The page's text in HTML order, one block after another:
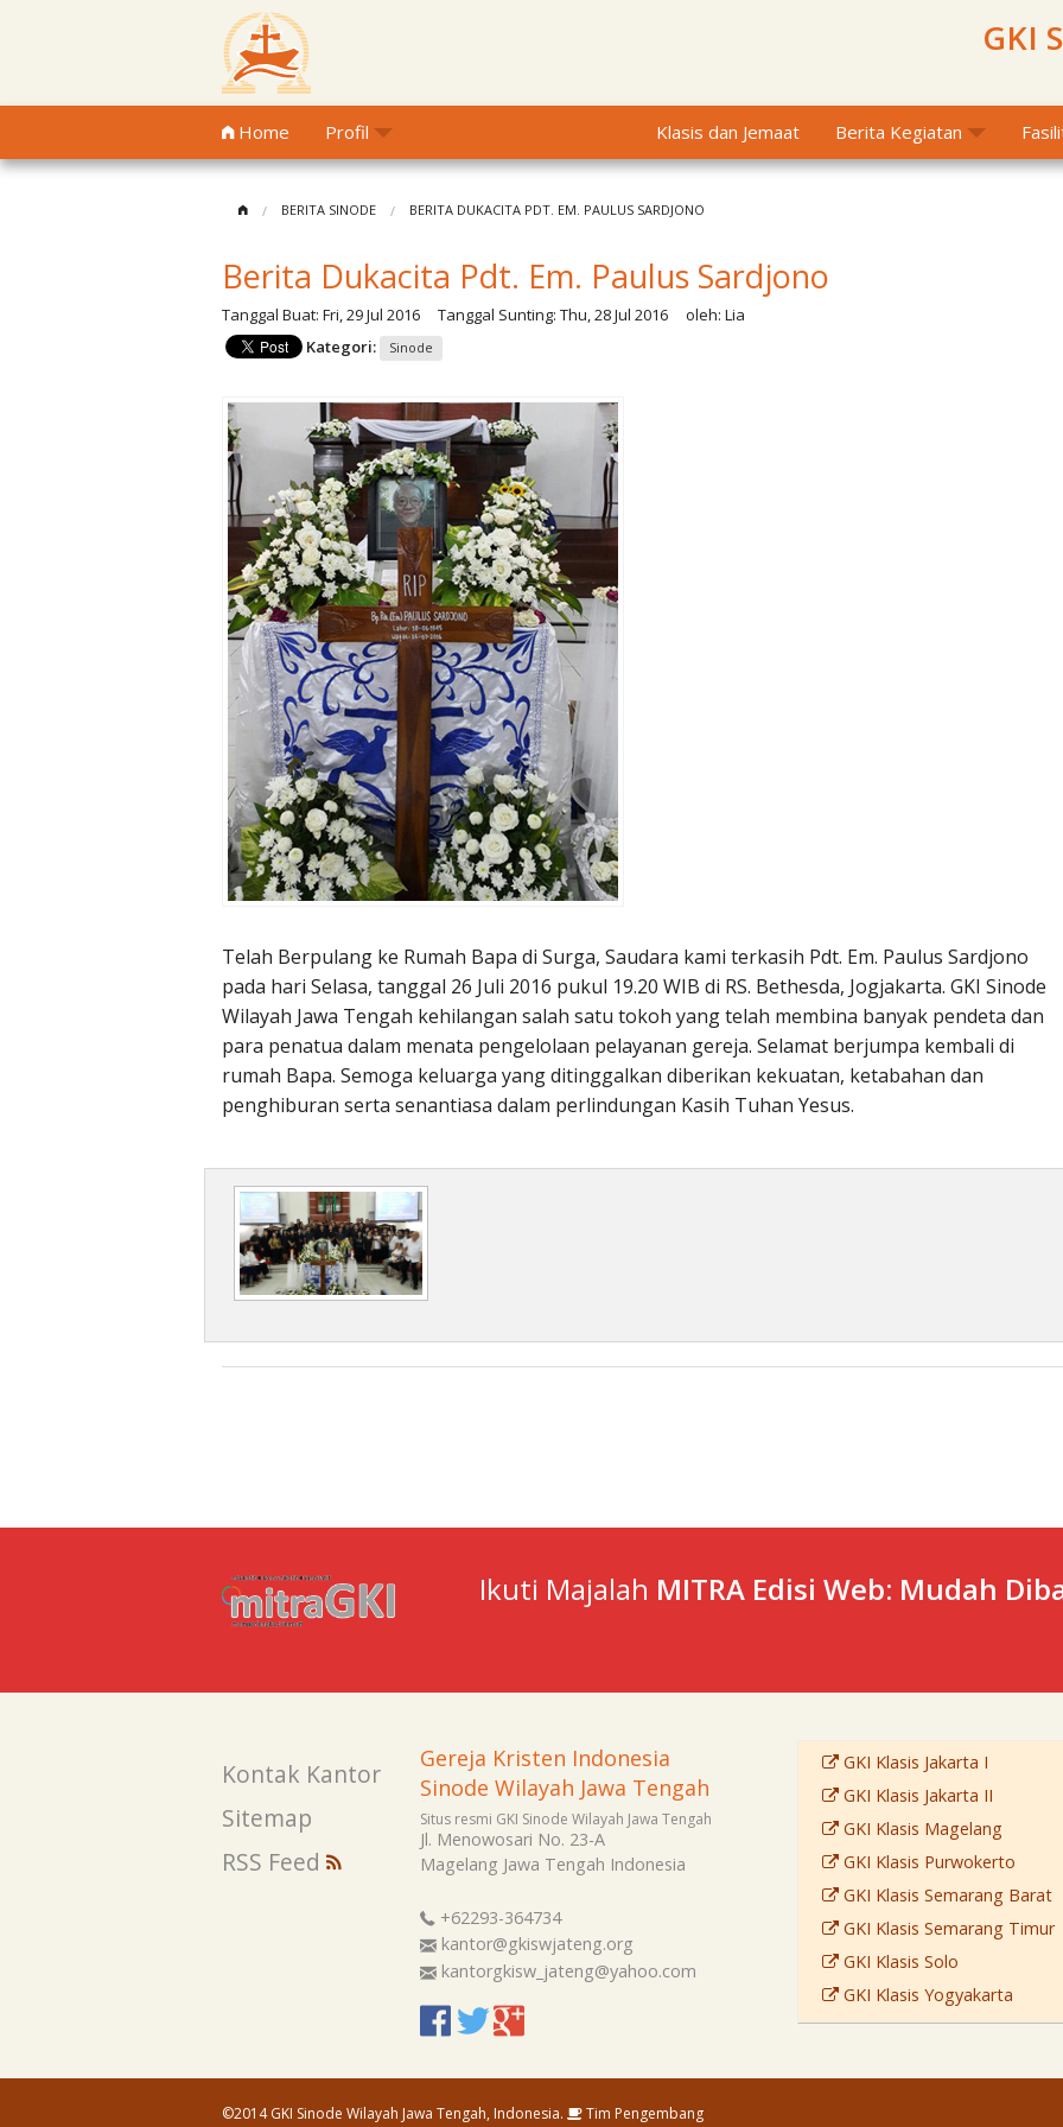
GKI
Home Profil Klasis dan Jemaat Berita Kegiatan
BERITA SINODE BERITA DUKACITA PDT. EM. PAULUS SARDJONO
Berita Dukacita Pdt. Em. Paulus Sardjono
Tanggal Buat: Fri, 29 Jul 2016 Tanggal Sunting: Thu, 28 Jul 2016 oleh: Lia
Kategori:
Sinode
Telah Berpulang ke Rumah Bapa di Surga, Saudara kami terkasih Pdt. Em. Paulus Sardjono
pada hari Selasa, tanggal 26 Juli 2016 pukul 19.20 WIB di RS. Bethesda, Jogjakarta. GKI Sinode
Wilayah Jawa Tengah kehilangan salah satu tokoh yang telah membina banyak pendeta dan
para penatua dalam menata pengelolaan pelayanan gereja. Selamat berjumpa kembali di
rumah Bapa. Semoga keluarga yang ditinggalkan diberikan kekuatan, ketabahan dan
penghiburan serta senantiasa dalam perlindungan Kasih Tuhan Yesus.
Ikuti Majalah MITRA Edisi Web: Mudah
Kontak Kantor
Sitemap
RSS Feed
Gereja Kristen Indonesia
Sinode Wilayah Jawa Tengah
Situs resmi GKI Sinode Wilayah Jawa Tengah
Jl. Menowosari No. 23-A
Magelang Jawa Tengah Indonesia
+62293-364734
kantor@gkiswjateng.org
kantorgkisw_jateng@yahoo.com
GKI Klasis Jakarta I
GKI Klasis Jakarta II
GKI Klasis Magelang
GKI Klasis Purwokerto
GKI Klasis Semarang Barat
GKI Klasis Semarang Timur
GKI Klasis Solo
GKI Klasis Yogyakarta
©2014 GKI Sinode Wilayah Jawa Tengah, Indonesia. Tim Pengembang